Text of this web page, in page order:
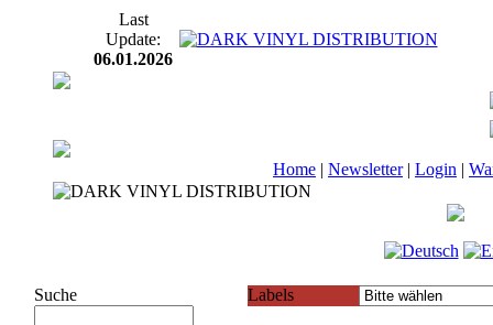
Last
Update:
06.01.2026
Home | Newsletter| Login |
Suche Labels